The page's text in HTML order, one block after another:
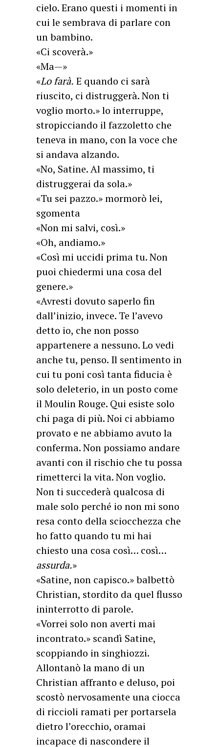
cielo. Erano questi i momenti in
cui le sembrava di parlare con
un bambino.
«Ci scoverà.»
«Ma—»
«Lo farà. E quando ci sarà
riuscito, ci distruggerà. Non ti
voglio morto.» lo interruppe,
stropicciando il fazzoletto che
teneva in mano, con la voce che
si andava alzando.
«No, Satine. Al massimo, ti
distruggerai da sola.»
«Tu sei pazzo.» mormorò lei,
sgomenta
«Non mi salvi, così.»
«Oh, andiamo.»
«Così mi uccidi prima tu. Non
puoi chiedermi una cosa del
genere.»
«Avresti dovuto saperlo fin
dall’inizio, invece. Te l’avevo
detto io, che non posso
appartenere a nessuno. Lo vedi
anche tu, penso. Il sentimento in
cui tu poni così tanta fiducia è
solo deleterio, in un posto come
il Moulin Rouge. Qui esiste solo
chi paga di più. Noi ci abbiamo
provato e ne abbiamo avuto la
conferma. Non possiamo andare
avanti con il rischio che tu possa
rimetterci la vita. Non voglio.
Non ti succederà qualcosa di
male solo perché io non mi sono
resa conto della sciocchezza che
ho fatto quando tu mi hai
chiesto una cosa così… così…
assurda.»
«Satine, non capisco.» balbettò
Christian, stordito da quel flusso
ininterrotto di parole.
«Vorrei solo non averti mai
incontrato.» scandì Satine,
scoppiando in singhiozzi.
Allontanò la mano di un
Christian affranto e deluso, poi
scostò nervosamente una ciocca
di riccioli ramati per portarsela
dietro l’orecchio, oramai
incapace di nascondere il